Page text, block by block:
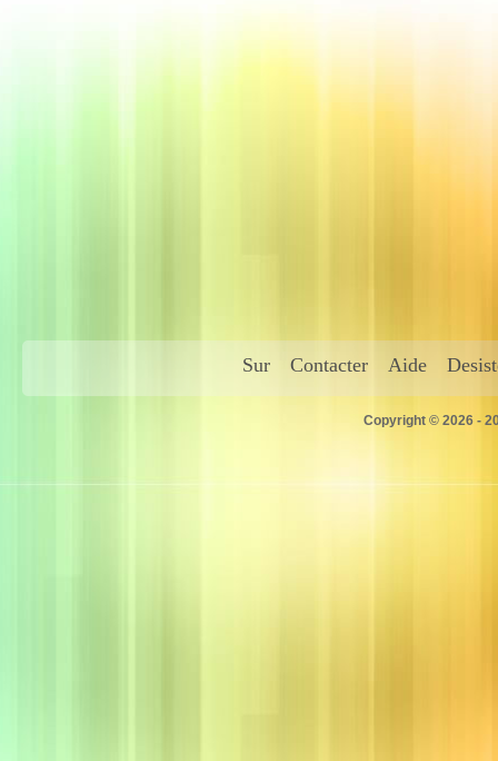
Sur Contacter Aide
Copyright © 2026 -